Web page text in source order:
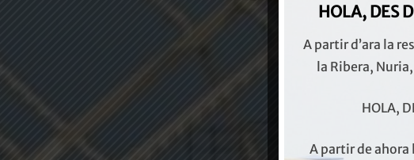
HOLA, DES
A partir d’ara la
la Ribera,
HOLA,
A partir de ahora